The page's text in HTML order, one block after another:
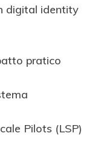
digital identity
pratico
Pilots (LSP)